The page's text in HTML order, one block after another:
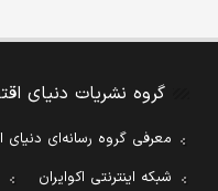
گروه نشریات دنیای
معرفی گروه رسانه‌ای دنیای
شبکه اینترنتی اکوایران